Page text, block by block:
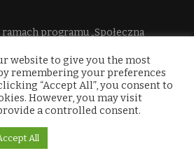
programu „Społeczna
website to give you the most
remembering your preferences
“Accept All”, you consent to
However, you may visit
a controlled consent.
All